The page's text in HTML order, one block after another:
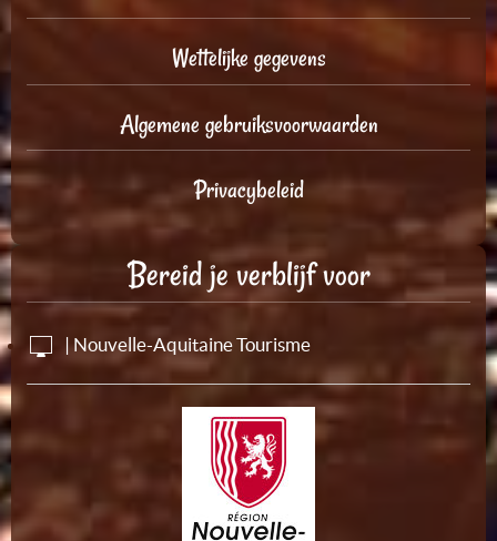
Wettelijke gegevens
Algemene gebruiksvoorwaarden
Privacybeleid
Bereid je verblijf voor
| Nouvelle-Aquitaine Tourisme